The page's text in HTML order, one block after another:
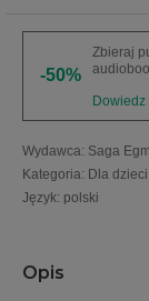
-50%
Zbieraj
Dowiedz
Wydawca: Saga
Kategoria: Dla dzieci
Język: polski
Opis